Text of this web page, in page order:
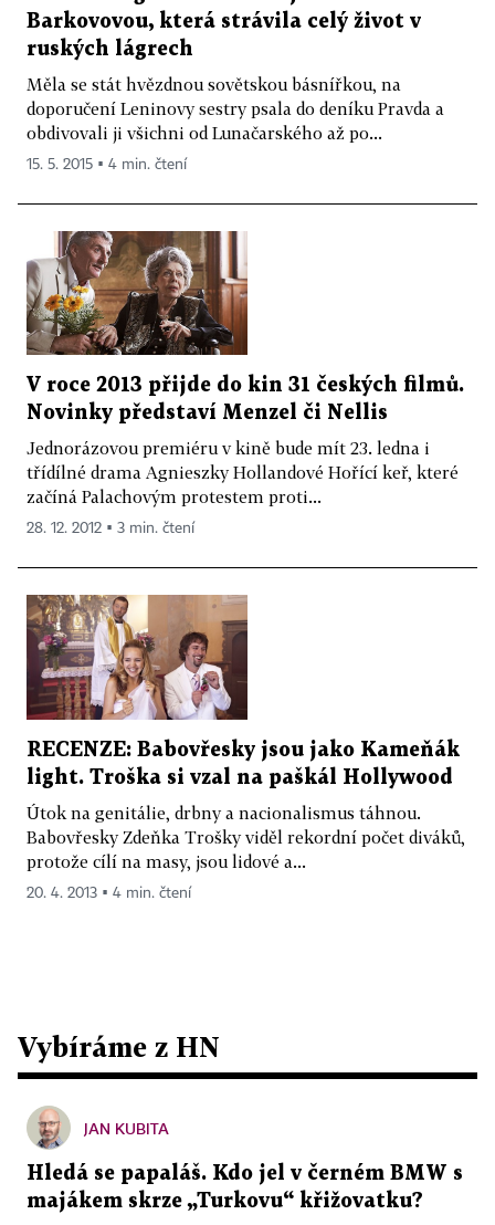
Barkovovou, která strávila celý život v
ruských lágrech
Měla se stát hvězdnou sovětskou básnířkou, na
doporučení Leninovy sestry psala do deníku Pravda a
obdivovali ji všichni od Lunačarského až po...
15. 5. 2015 ▪ 4 min. čtení
V roce 2013 přijde do kin 31 českých filmů.
Novinky představí Menzel či Nellis
Jednorázovou premiéru v kině bude mít 23. ledna i
třídílné drama Agnieszky Hollandové Hořící keř, které
začíná Palachovým protestem proti...
28. 12. 2012 ▪ 3 min. čtení
RECENZE: Babovřesky jsou jako Kameňák
light. Troška si vzal na paškál Hollywood
Útok na genitálie, drbny a nacionalismus táhnou.
Babovřesky Zdeňka Trošky viděl rekordní počet diváků,
protože cílí na masy, jsou lidové a...
20. 4. 2013 ▪ 4 min. čtení
Vybíráme z HN
JAN KUBITA
Hledá se papaláš. Kdo jel v černém BMW s
majákem skrze „Turkovu“ křižovatku?